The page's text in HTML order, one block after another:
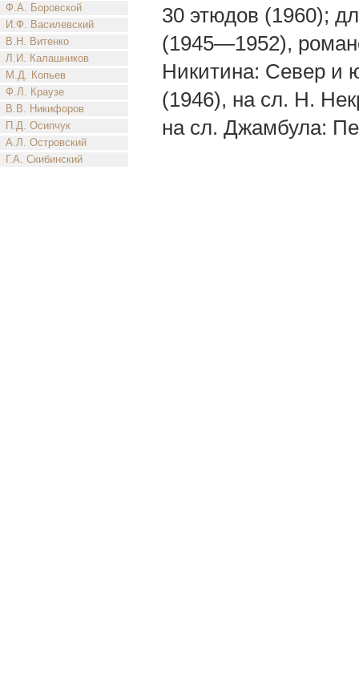
Ф.А. Боровской
И.Ф. Василевский
В.Н. Витенко
Л.И. Калашников
М.Д. Копьев
Ф.Л. Краузе
В.В. Никифоров
П.Д. Осипчук
А.Л. Островский
Г.А. Скибинский
30 этюдов (1960);
(1945—1952),
Никитина: Север и
(1946), на сл. Н.
на сл. Джамбула: